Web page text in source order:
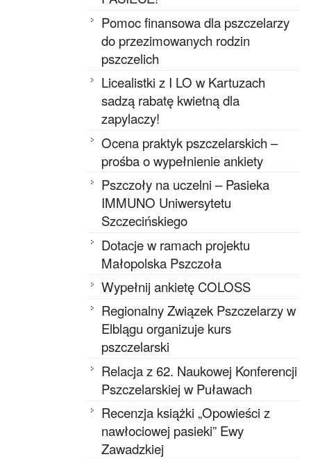
Pomoc finansowa dla pszczelarzy
do przezimowanych rodzin
pszczelich
Licealistki z I LO w Kartuzach
sadzą rabatę kwietną dla
zapylaczy!
Ocena praktyk pszczelarskich –
prośba o wypełnienie ankiety
Pszczoły na uczelni – Pasieka
IMMUNO Uniwersytetu
Szczecińskiego
Dotacje w ramach projektu
Małopolska Pszczoła
Wypełnij ankietę COLOSS
Regionalny Związek Pszczelarzy w
Elblągu organizuje kurs
pszczelarski
Relacja z 62. Naukowej Konferencji
Pszczelarskiej w Puławach
Recenzja książki „Opowieści z
nawłociowej pasieki” Ewy
Zawadzkiej